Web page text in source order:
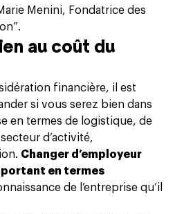
Menini, Fondatrice des
au coût du
financière, il est
si vous serez bien dans
en termes de logistique, de
d’activité,
Changer d’employeur
en termes
de l’entreprise qu’il